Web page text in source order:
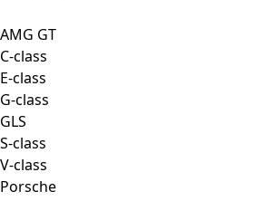
AMG GT
C-class
E-class
G-class
GLS
S-class
V-class
Porsche